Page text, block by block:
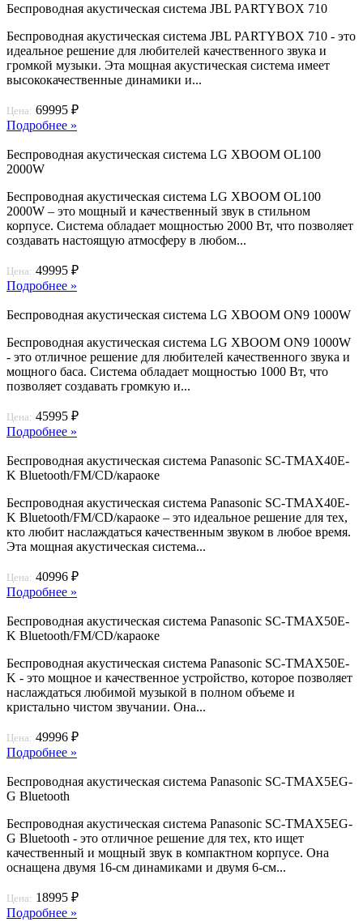
Беспроводная акустическая система JBL PARTYBOX 710
Беспроводная акустическая система JBL PARTYBOX 710 - это
идеальное решение для любителей качественного звука и
громкой музыки. Эта мощная акустическая система имеет
высококачественные динамики и...
Цена: 69995 ₽
Подробнее »
Беспроводная акустическая система LG XBOOM OL100
2000W
Беспроводная акустическая система LG XBOOM OL100
2000W – это мощный и качественный звук в стильном
корпусе. Система обладает мощностью 2000 Вт, что позволяет
создавать настоящую атмосферу в любом...
Цена: 49995 ₽
Подробнее »
Беспроводная акустическая система LG XBOOM ON9 1000W
Беспроводная акустическая система LG XBOOM ON9 1000W
- это отличное решение для любителей качественного звука и
мощного баса. Система обладает мощностью 1000 Вт, что
позволяет создавать громкую и...
Цена: 45995 ₽
Подробнее »
Беспроводная акустическая система Panasonic SC-TMAX40E-
K Bluetooth/FM/CD/караоке
Беспроводная акустическая система Panasonic SC-TMAX40E-
K Bluetooth/FM/CD/караоке – это идеальное решение для тех,
кто любит наслаждаться качественным звуком в любое время.
Эта мощная акустическая система...
Цена: 40996 ₽
Подробнее »
Беспроводная акустическая система Panasonic SC-TMAX50E-
K Bluetooth/FM/CD/караоке
Беспроводная акустическая система Panasonic SC-TMAX50E-
K - это мощное и качественное устройство, которое позволяет
наслаждаться любимой музыкой в полном объеме и
кристально чистом звучании. Она...
Цена: 49996 ₽
Подробнее »
Беспроводная акустическая система Panasonic SC-TMAX5EG-
G Bluetooth
Беспроводная акустическая система Panasonic SC-TMAX5EG-
G Bluetooth - это отличное решение для тех, кто ищет
качественный и мощный звук в компактном корпусе. Она
оснащена двумя 16-см динамиками и двумя 6-см...
Цена: 18995 ₽
Подробнее »